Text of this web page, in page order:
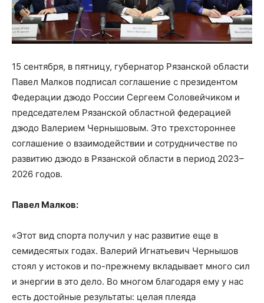
15 сентября, в пятницу, губернатор Рязанской области
Павел Малков подписал соглашение с президентом
Федерации дзюдо России Сергеем Соловейчиком и
председателем Рязанской областной федерацией
дзюдо Валерием Чернышовым. Это трехстороннее
соглашение о взаимодействии и сотрудничестве по
развитию дзюдо в Рязанской области в период 2023–
2026 годов.
Павел Малков:
«Этот вид спорта получил у нас развитие еще в
семидесятых годах. Валерий Игнатьевич Чернышов
стоял у истоков и по-прежнему вкладывает много сил
и энергии в это дело. Во многом благодаря ему у нас
есть достойные результаты: целая плеяда